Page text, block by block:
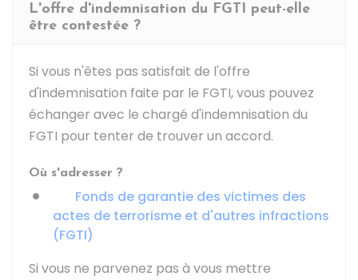
L'offre d'indemnisation du FGTI peut-elle
être contestée ?
Si vous n'êtes pas satisfait de l'offre
d'indemnisation faite par le FGTI, vous pouvez
échanger avec le chargé d'indemnisation du
FGTI pour tenter de trouver un accord.
Où s'adresser ?
Fonds de garantie des victimes des
actes de terrorisme et d'autres infractions
(FGTI)
Si vous ne parvenez pas à vous mettre